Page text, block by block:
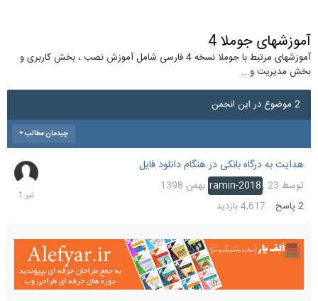
آموزشهای جوملا 4
آموزشهای مرتبط با جوملا نسخه 4 فارسی شامل آموزش نصب ، بخش کاربری و
بخش مدیریت و...
2 موضوع در این انجمن
چیدمان مطالب
هدایت به درگاه بانکی در هنگام دانلود فایل
توسط ramin-2018, 23 بهمن 1398
2 پاسخ 4,617بازدید